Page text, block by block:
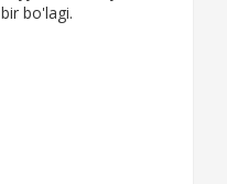
bir bo'lagi.